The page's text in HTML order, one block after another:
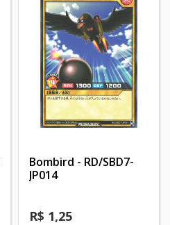
Bombird - RD/SBD7-
JP014
R$ 1,25